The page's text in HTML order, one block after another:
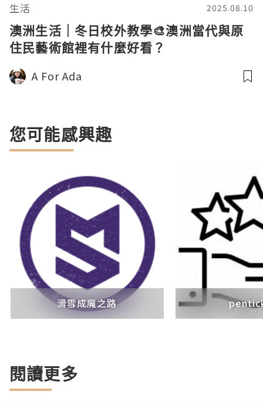
生活 2025.08.10
澳洲生活｜冬日校外教學🎨澳洲當代與原
住民藝術館裡有什麼好看？
A For Ada
您可能感興趣
滑雪成魔之路
閱讀更多